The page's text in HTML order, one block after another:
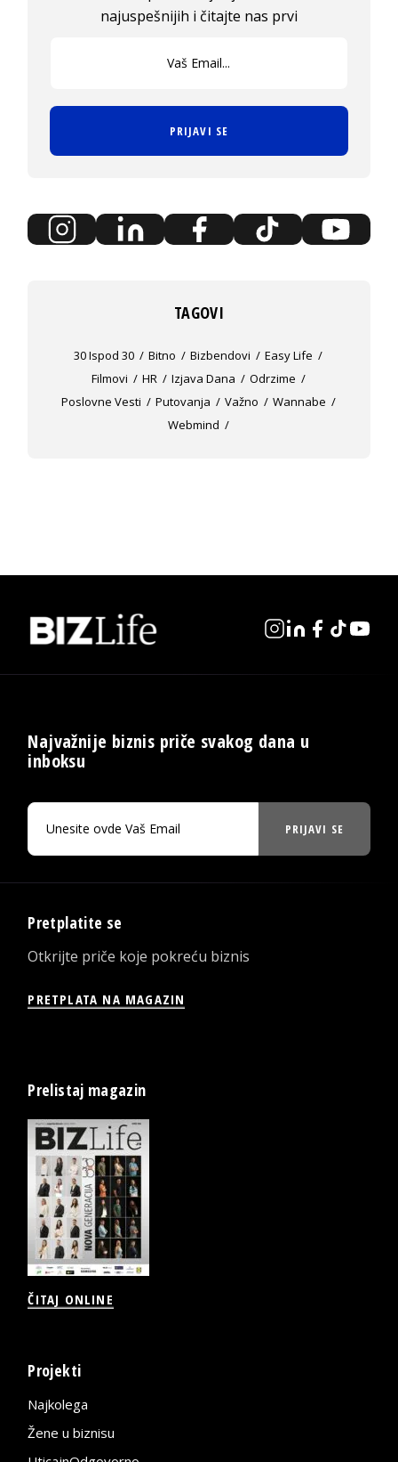
najuspešnijih i čitajte nas prvi
PRIJAVI SE
TAGOVI
30 Ispod 30 Bitno Bizbendovi
Easy Life
Filmovi
HR Izjava Dana
Odrzime
Poslovne Vesti
Putovanja Važno
Wannabe
Webmind
Najvažnije biznis priče svakog dana u
inboksu
PRIJAVI SE
Pretplatite se
Otkrijte priče koje pokreću biznis
PRETPLATA NA MAGAZIN
Prelistaj magazin
ČITAJ ONLINE
Projekti
Najkolega
Žene u biznisu